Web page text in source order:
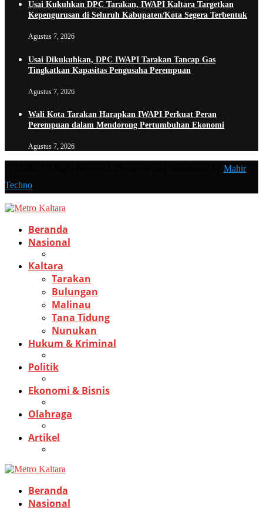
Usai Kukuhkan DPC Tarakan, IWAPI Kaltara Targetkan
Kepengurusan di Seluruh Kabupaten/Kota Segera Terbentuk
Agustus 7, 2026
Usai Dikukuhkan, DPC IWAPI Tarakan Tancap Gas
Tingkatkan Kapasitas Pengusaha Perempuan
Agustus 7, 2026
Wali Kota Tarakan Harapkan IWAPI Perkuat Peran
Perempuan dalam Mendorong Pertumbuhan Ekonomi
Agustus 7, 2026
Mahir
Techno
Beranda
Nasional
Kaltara
Tarakan
Bulungan
Malinau
Tana Tidung
Nunukan
Hukum & Kriminal
Politik
Ekonomi & Bisnis
Olahraga
Artikel
Beranda
Nasional